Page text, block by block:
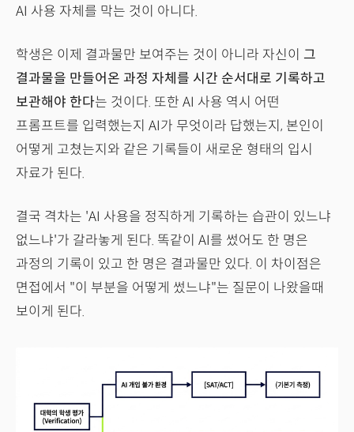
AI 사용 자체를 막는 것이 아니다.
학생은 이제 결과물만 보여주는 것이 아니라 자신이 그
결과물을 만들어온 과정 자체를 시간 순서대로 기록하고
보관해야 한다는 것이다. 또한 AI 사용 역시 어떤
프롬프트를 입력했는지 AI가 무엇이라 답했는지, 본인이
어떻게 고쳤는지와 같은 기록들이 새로운 형태의 입시
자료가 된다.
결국 격차는 'AI 사용을 정직하게 기록하는 습관이 있느냐
없느냐'가 갈라놓게 된다. 똑같이 AI를 썼어도 한 명은
과정의 기록이 있고 한 명은 결과물만 있다. 이 차이점은
면접에서 "이 부분을 어떻게 썼느냐"는 질문이 나왔을때
보이게 된다.